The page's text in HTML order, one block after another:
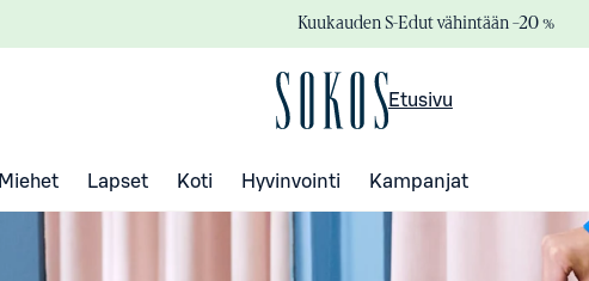
Kuukauden S-Edut vähintään –20 %
Etusivu
Miehet Lapset Koti Hyvinvointi Kampanjat